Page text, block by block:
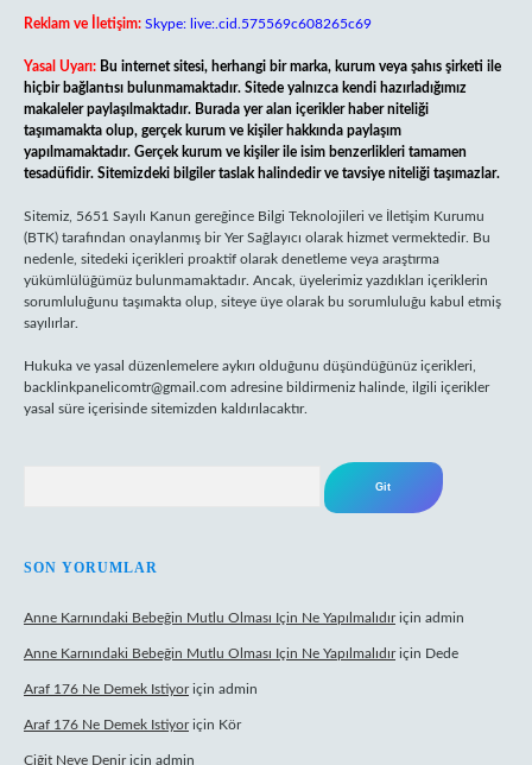
Reklam ve İletişim: Skype: live:.cid.575569c608265c69
Yasal Uyarı: Bu internet sitesi, herhangi bir marka, kurum veya şahıs şirketi ile
hiçbir bağlantısı bulunmamaktadır. Sitede yalnızca kendi hazırladığımız
makaleler paylaşılmaktadır. Burada yer alan içerikler haber niteliği
taşımamakta olup, gerçek kurum ve kişiler hakkında paylaşım
yapılmamaktadır. Gerçek kurum ve kişiler ile isim benzerlikleri tamamen
tesadüfidir. Sitemizdeki bilgiler taslak halindedir ve tavsiye niteliği taşımazlar.
Sitemiz, 5651 Sayılı Kanun gereğince Bilgi Teknolojileri ve İletişim Kurumu
(BTK) tarafından onaylanmış bir Yer Sağlayıcı olarak hizmet vermektedir. Bu
nedenle, sitedeki içerikleri proaktif olarak denetleme veya araştırma
yükümlülüğümüz bulunmamaktadır. Ancak, üyelerimiz yazdıkları içeriklerin
sorumluluğunu taşımakta olup, siteye üye olarak bu sorumluluğu kabul etmiş
sayılırlar.
Hukuka ve yasal düzenlemelere aykırı olduğunu düşündüğünüz içerikleri,
backlinkpanelicomtr@gmail.com adresine bildirmeniz halinde, ilgili içerikler
yasal süre içerisinde sitemizden kaldırılacaktır.
SON YORUMLAR
Anne Karnındaki Bebeğin Mutlu Olması Için Ne Yapılmalıdıriçin admin
Anne Karnındaki Bebeğin Mutlu Olması Için Ne Yapılmalıdıriçin Dede
Araf 176 Ne Demek Istiyoriçin admin
Araf 176 Ne Demek Istiyoriçin Kör
Çiğit Neye Deniriçin admin